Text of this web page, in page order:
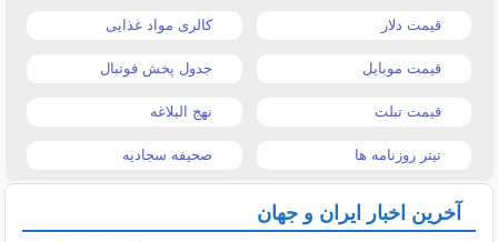
قیمت دلار کالری مواد غذایی
قیمت موبایل جدول پخش فوتبال
قیمت تبلت نهج البلاغه
تیتر روزنامه ها صحیفه سجادیه
آخرین اخبار ایران و جهان